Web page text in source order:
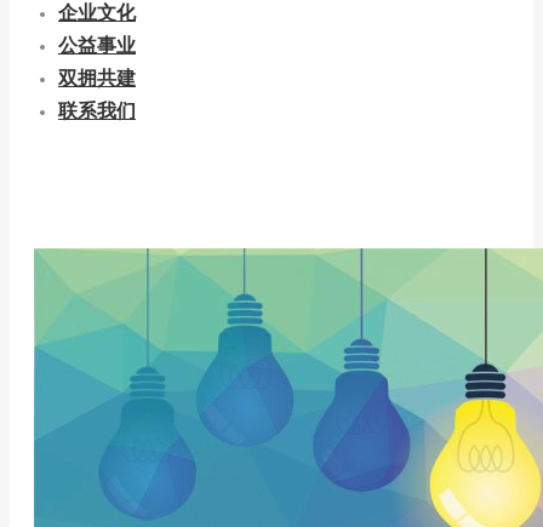
企业文化
公益事业
双拥共建
联系我们